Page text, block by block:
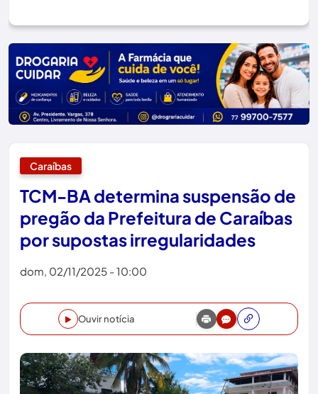
Caraíbas
TCM-BA determina suspensão de
pregão da Prefeitura de Caraíbas
por supostas irregularidades
dom, 02/11/2025 - 10:00
Ouvir notícia